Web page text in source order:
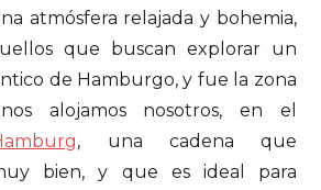
atmósfera relajada y bohemia,
que buscan explorar un
de Hamburgo, y fue la zona
alojamos nosotros, en el
, una cadena que
bien, y que es ideal para